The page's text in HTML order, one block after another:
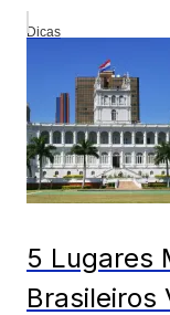
Dicas
5 Lugares
Brasileiros